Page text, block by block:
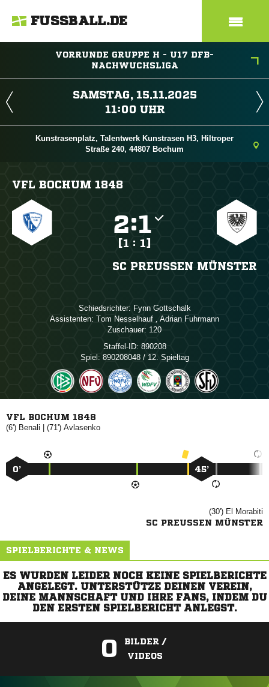
FUSSBALL.DE
VORRUNDE GRUPPE H - U17 DFB-
NACHWUCHSLIGA
 
 
Kunstrasenplatz, Talentwerk Kunstrasen H3, Hiltroper
Straße 240, 44807 Bochum
VFL BOCHUM 1848
:
[1 : 1]
SC PREUSSEN MÜNSTER
Schiedsrichter:  
Assistenten:   ,  
Zuschauer: 120
Staffel-ID: 890208
Spiel: 890208048 / 12. Spieltag
VFL BOCHUM 1848
(6')  | (71') 
0’ 45’
(30')  
SC PREUSSEN MÜNSTER
SPIELBERICHTE & NEWS
ES WURDEN LEIDER NOCH KEINE SPIELBERICHTE
ANGELEGT. UNTERSTÜTZE DEINEN VEREIN,
DEINE MANNSCHAFT UND IHRE FANS, INDEM DU
DEN ERSTEN SPIELBERICHT ANLEGST.
0
BILDER /
VIDEOS